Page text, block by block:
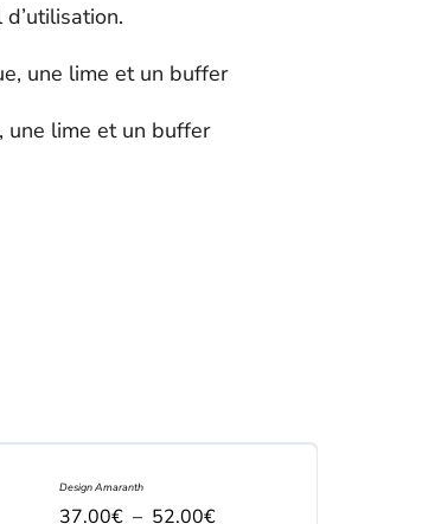
une lime et un buffer
une lime et un buffer
Design Amaranth
37.00€ – 52.00€